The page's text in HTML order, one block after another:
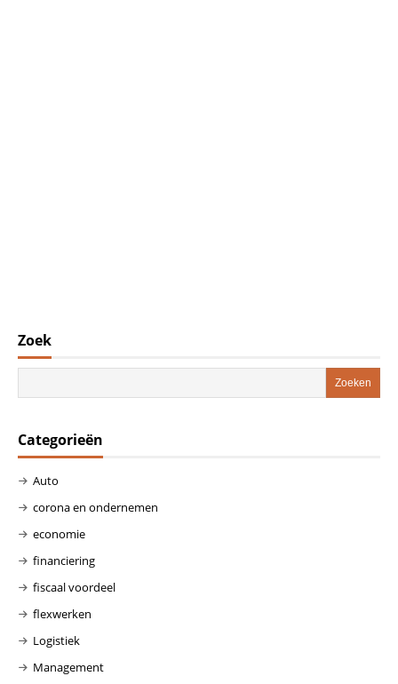
Zoek
Categorieën
Auto
corona en ondernemen
economie
financiering
fiscaal voordeel
flexwerken
Logistiek
Management